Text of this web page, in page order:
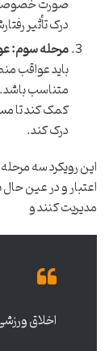
درک تأثیر
مرحله سوم:
باید عواقب
متناسب باشد.
کمک کند تا
درک کند.
این رویکرد سه
اعتبار و در عین
مدیریت کنند و
اخلاق